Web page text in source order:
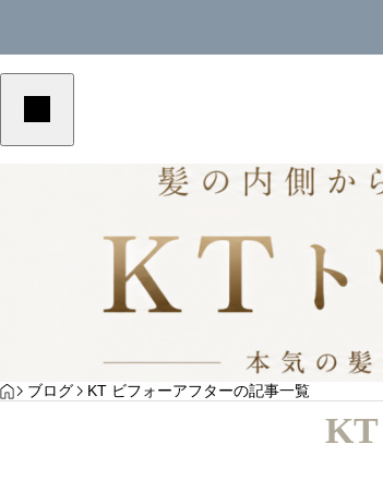
美容室単価アップ
美容室の客単価アップにつながる予約メニュ
YOGA
サンプルテキスト。サンプルテキスト。
HOME
ブログ KT ビフォーアフターの記事一覧
KT